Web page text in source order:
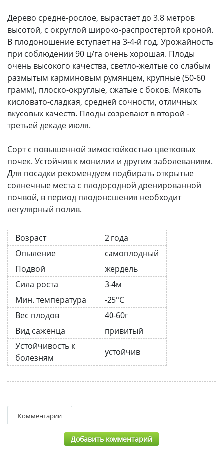
Дерево средне-рослое, вырастает до 3.8 метров
высотой, с округлой широко-распростертой кроной.
В плодоношение вступает на 3-4-й год. Урожайность
при соблюдении 90 ц/га очень хорошая. Плоды
очень высокого качества, светло-желтые со слабым
размытым карминовым румянцем, крупные (50-60
грамм), плоско-округлые, сжатые с боков. Мякоть
кисловато-сладкая, средней сочности, отличных
вкусовых качеств. Плоды созревают в второй -
третьей декаде июля.
Сорт с повышенной зимостойкостью цветковых
почек. Устойчив к монилии и другим заболеваниям.
Для посадки рекомендуем подбирать открытые
солнечные места с плодородной дренированной
почвой, в период плодоношения необходит
легулярный полив.
Возраст
2 года
Опыление
самоплодный
Подвой
жердель
Сила роста
3-4м
Мин. температура
-25°C
Вес плодов
40-60г
Вид саженца
привитый
Устойчивость к
болезням
устойчив
Комментарии
Добавить комментарий